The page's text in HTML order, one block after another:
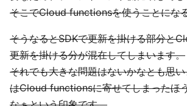
そこでCloud functionsを使うことにな
そうなるとSDKで更新を掛ける部分と
更新を掛ける分が混在してしまいます。
それでも大きな問題はないかなとも思
はCloud functionsに寄せてしまったほ